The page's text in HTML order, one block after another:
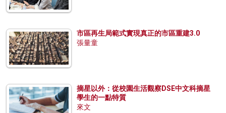
市區再生局範式實現真正的市區重建3.0
張量童
摘星以外：從校園生活觀察DSE中文科摘星
學生的一點特質
來文